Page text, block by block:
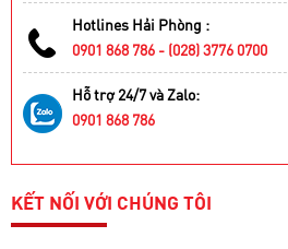
Hotlines Hải Phòng :
0901 868 786 - (028) 3776 0700
Hỗ trợ 24/7 và Zalo:
0901 868 786
KẾT NỐI VỚI CHÚNG TÔI